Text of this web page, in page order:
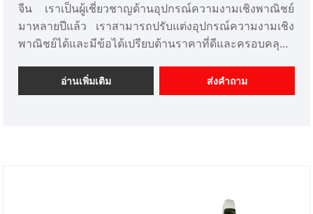
จีน เราเป็นผู้เชี่ยวชาญด้านอุปกรณ์ความงามเชิงพาณิชย์
มาหลายปีแล้ว เราสามารถปรับแต่งอุปกรณ์ความงามเชิง
พาณิชย์ได้และมีข้อได้เปรียบด้านราคาที่ดีและครอบคลุม
อุปกรณ์เสริมความงามระดับมืออาชีพในประเทศจีน
อ่านเพิ่มเติม ส่งคำถาม